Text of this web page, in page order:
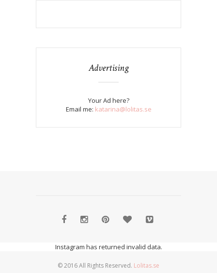
Advertising
Your Ad here?
Email me: katarina@lolitas.se
Instagram has returned invalid data.
© 2016 All Rights Reserved. Lolitas.se